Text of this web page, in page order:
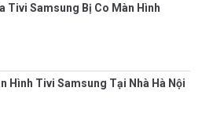
Tivi Samsung Bị Co Màn Hình
Hình Tivi Samsung Tại Nhà Hà Nội